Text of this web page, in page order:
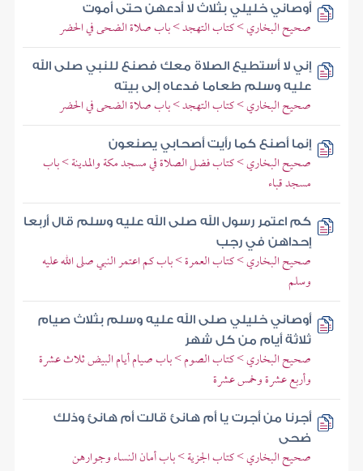
أوصاني خليلي بثلاث لا أدعهن حتى أموت
صحيح البخاري > كتاب التهجد > باب صلاة الضحى في الحضر
إني لا أستطيع الصلاة معك فصنع للنبي صلى الله
عليه وسلم طعاما فدعاه إلى بيته
صحيح البخاري > كتاب التهجد > باب صلاة الضحى في الحضر
إنما أصنع كما رأيت أصحابي يصنعون
صحيح البخاري > كتاب فضل الصلاة في مسجد مكة والمدينة > باب
مسجد قباء
كم اعتمر رسول الله صلى الله عليه وسلم قال أربعا
إحداهن في رجب
صحيح البخاري > كتاب العمرة > باب كم اعتمر النبي صلى الله عليه
وسلم
أوصاني خليلي صلى الله عليه وسلم بثلاث صيام
ثلاثة أيام من كل شهر
صحيح البخاري > كتاب الصوم > باب صيام أيام البيض ثلاث عشرة
وأربع عشرة وخمس عشرة
أجرنا من أجرت يا أم هانئ قالت أم هانئ وذلك
ضحى
صحيح البخاري > كتاب الجزية > باب أمان النساء وجوارهن